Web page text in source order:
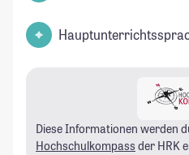
Diese Informationen werden
Hochschulkompass der HRK